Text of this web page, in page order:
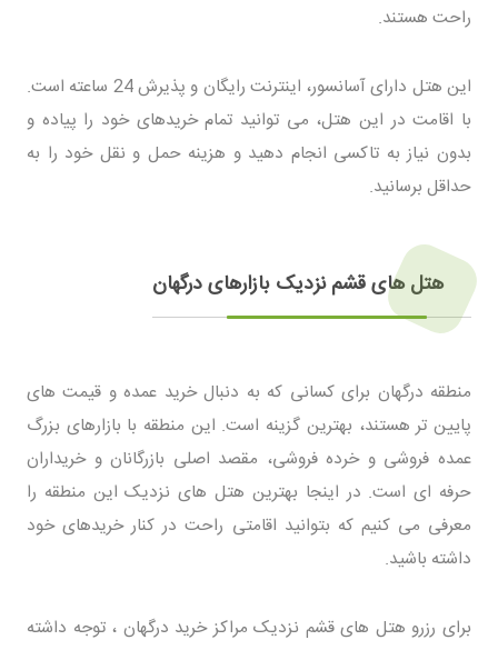
راحت هستند.
این هتل دارای آسانسور، اینترنت رایگان و پذیرش 24 ساعته است.
با اقامت در این هتل، می توانید تمام خریدهای خود را پیاده و
بدون نیاز به تاکسی انجام دهید و هزینه حمل و نقل خود را به
حداقل برسانید.
هتل های قشم نزدیک بازارهای درگهان
منطقه درگهان برای کسانی که به دنبال خرید عمده و قیمت های
پایین تر هستند، بهترین گزینه است. این منطقه با بازارهای بزرگ
عمده فروشی و خرده فروشی، مقصد اصلی بازرگانان و خریداران
حرفه ای است. در اینجا بهترین هتل های نزدیک این منطقه را
معرفی می کنیم که بتوانید اقامتی راحت در کنار خریدهای خود
داشته باشید.
برای رزرو هتل های قشم نزدیک مراکز خرید درگهان ، توجه داشته